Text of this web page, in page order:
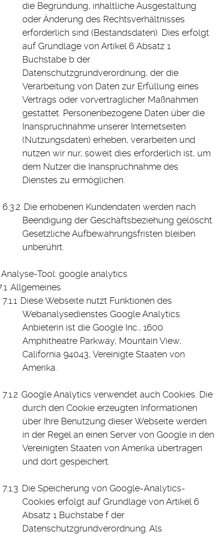
die Begründung, inhaltliche Ausgestaltung
oder Änderung des Rechtsverhältnisses
erforderlich sind (Bestandsdaten). Dies erfolgt
auf Grundlage von Artikel 6 Absatz 1
Buchstabe b der
Datenschutzgrundverordnung, der die
Verarbeitung von Daten zur Erfüllung eines
Vertrags oder vorvertraglicher Maßnahmen
gestattet. Personenbezogene Daten über die
Inanspruchnahme unserer Internetseiten
(Nutzungsdaten) erheben, verarbeiten und
nutzen wir nur, soweit dies erforderlich ist, um
dem Nutzer die Inanspruchnahme des
Dienstes zu ermöglichen.
Die erhobenen Kundendaten werden nach
Beendigung der Geschäftsbeziehung gelöscht.
Gesetzliche Aufbewahrungsfristen bleiben
unberührt.
Analyse-Tool: google analytics
Allgemeines
Diese Webseite nutzt Funktionen des
Webanalysedienstes Google Analytics.
Anbieterin ist die Google Inc., 1600
Amphitheatre Parkway, Mountain View,
California 94043, Vereinigte Staaten von
Amerika.
Google Analytics verwendet auch Cookies. Die
durch den Cookie erzeugten Informationen
über Ihre Benutzung dieser Webseite werden
in der Regel an einen Server von Google in den
Vereinigten Staaten von Amerika übertragen
und dort gespeichert.
Die Speicherung von Google-Analytics-
Cookies erfolgt auf Grundlage von Artikel 6
Absatz 1 Buchstabe f der
Datenschutzgrundverordnung. Als